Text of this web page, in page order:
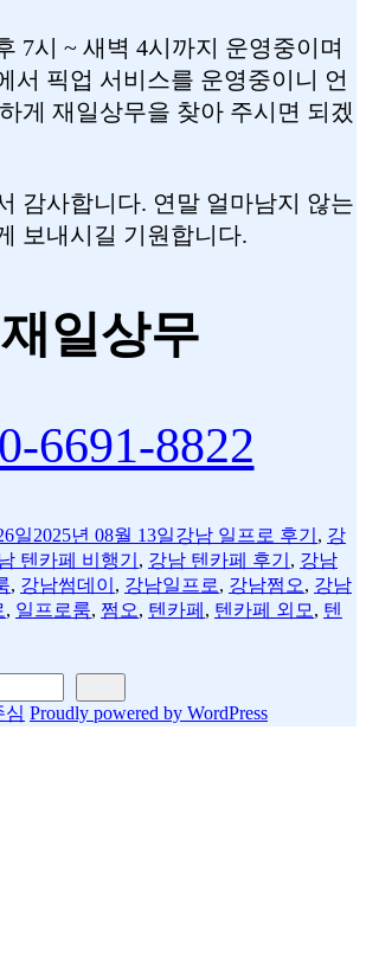
7시 ~ 새벽 4시까지 운영중이며
서 픽업 서비스를 운영중이니 언
게 재일상무을 찾아 주시면 되겠
감사합니다. 연말 얼마남지 않는
보내시길 기원합니다.
재일상무
6691-8822
일2025년 08월 13일태
그
강남 일프로 후기 , 강
텐카페 비행기 , 강남 텐카페 후기 , 강남
, 강남썸데이 , 강남일프로, 강남쩜오, 강남
, 일프로룸, 쩜오, 텐카페 , 텐카페 외모 , 텐
심 Proudly powered by WordPress